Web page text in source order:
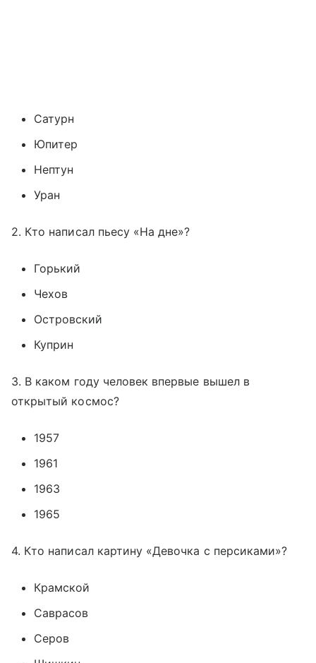
Сатурн
Юпитер
Нептун
Уран
2. Кто написал пьесу «На дне»?
Горький
Чехов
Островский
Куприн
3. В каком году человек впервые вышел в
открытый космос?
1957
1961
1963
1965
4. Кто написал картину «Девочка с персиками»?
Крамской
Саврасов
Серов